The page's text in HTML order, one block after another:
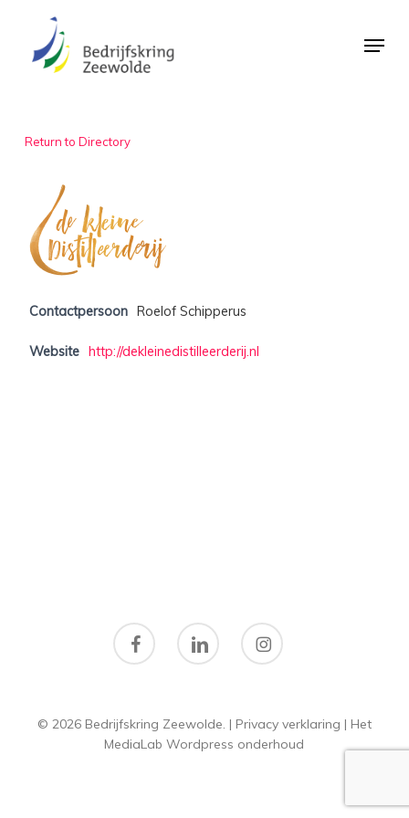
Menu
Return to Directory
Contactpersoon Roelof Schipperus
Website http://dekleinedistilleerderij.nl
facebook linkedin instagram
© 2026 Bedrijfskring Zeewolde. | Privacy verklaring | Het
MediaLab Wordpress onderhoud